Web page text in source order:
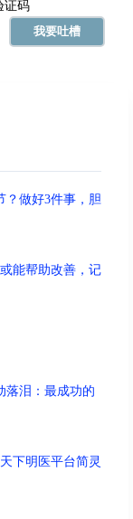
？做好3件事，胆
能帮助改善，记
落泪：最成功的
下明医平台简灵